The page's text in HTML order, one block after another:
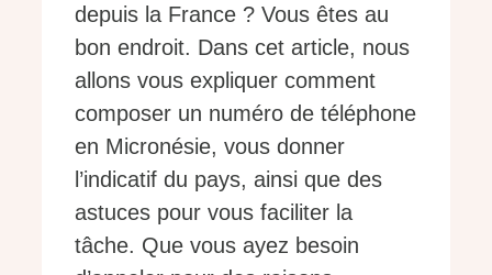
depuis la France ? Vous êtes au
bon endroit. Dans cet article, nous
allons vous expliquer comment
composer un numéro de téléphone
en Micronésie, vous donner
l’indicatif du pays, ainsi que des
astuces pour vous faciliter la
tâche. Que vous ayez besoin